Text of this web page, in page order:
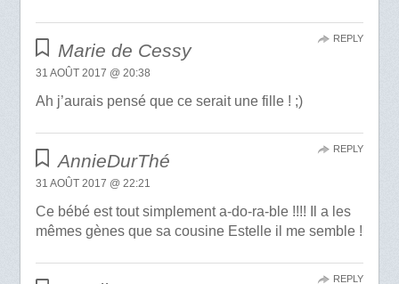
Marie de Cessy
31 AOÛT 2017 @ 20:38
Ah j’aurais pensé que ce serait une fille ! ;)
REPLY
AnnieDurThé
31 AOÛT 2017 @ 22:21
Ce bébé est tout simplement a-do-ra-ble !!!! Il a les
mêmes gènes que sa cousine Estelle il me semble !
REPLY
REPLY